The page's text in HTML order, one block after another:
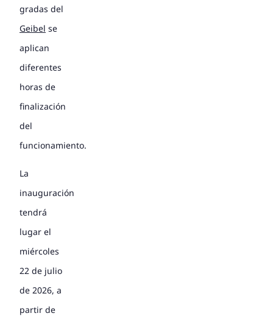
gradas del
Geibel se
aplican
diferentes
horas de
finalización
del
funcionamiento.
La
inauguración
tendrá
lugar el
miércoles
22 de julio
de 2026, a
partir de